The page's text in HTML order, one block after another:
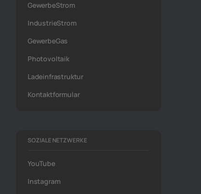
GewerbeStrom
IndustrieStrom
GewerbeGas
Photovoltaik
Ladeinfrastruktur
Kontaktformular
SOZIALE NETZWERKE
YouTube
Instagram